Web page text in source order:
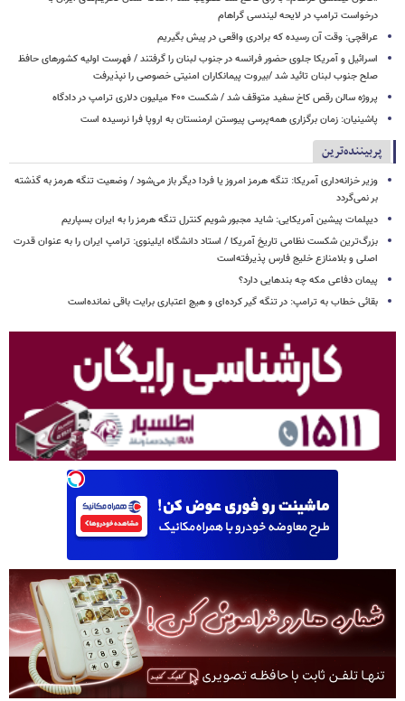
درخواست ترامپ در لایحه لیندسی گراهام
عراقچی: وقت آن رسیده که برادری واقعی در پیش بگیریم
اسرائیل و آمریکا جلوی حضور فرانسه در جنوب لبنان را گرفتند / فهرست اولیه کشورهای حافظ
صلح جنوب لبنان تائید شد /بیروت پیمانکاران امنیتی خصوصی را نپذیرفت
پروژه سالن رقص کاخ سفید متوقف شد / شکست ۴۰۰ میلیون دلاری ترامپ در دادگاه
پاشینیان: زمان برگزاری همه‌پرسی پیوستن ارمنستان به اروپا فرا نرسیده است
پربیننده‌ترین
وزیر خزانه‌داری آمریکا: تنگه هرمز امروز یا فردا دیگر باز می‌شود / وضعیت تنگه هرمز به گذشته
بر نمی‌گردد
دیپلمات پیشین آمریکایی: شاید مجبور شویم کنترل تنگه هرمز را به ایران بسپاریم
بزرگ‌ترین شکست نظامی تاریخ آمریکا / استاد دانشگاه ایلینوی: ترامپ ایران را به عنوان قدرت
اصلی و بلامنازع خلیج فارس پذیرفته‌است
پیمان دفاعی مکه چه بندهایی دارد؟
بقائی خطاب به ترامپ: در تنگه گیر کرده‌ای و هیچ اعتباری برایت باقی نمانده‌است